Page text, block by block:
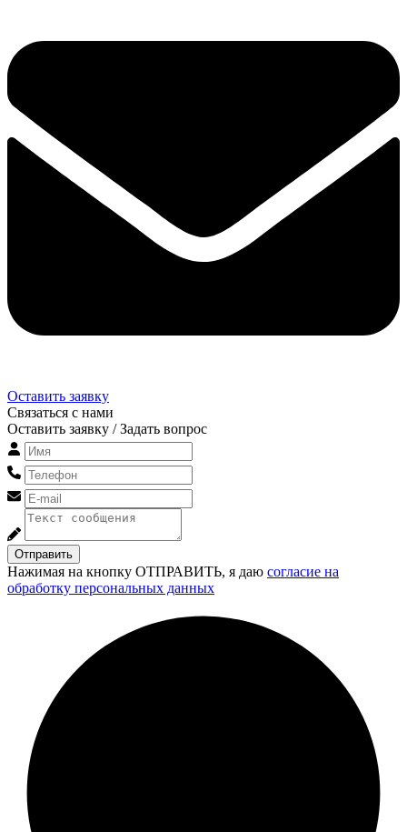
Оставить заявку
Связаться с нами
Оставить заявку / Задать вопрос
Отправить
Нажимая на кнопку ОТПРАВИТЬ, я даю согласие на
обработку персональных данных